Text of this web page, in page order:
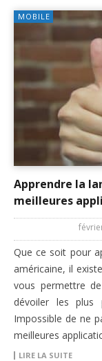
MOBILE
Apprendre la
meilleures
Que ce soit pour
américaine, il
vous permettre
dévoiler les
Impossible de ne
meilleures
LIRE LA SUITE